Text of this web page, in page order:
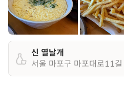
신 열날개
서울 마포구 마포대로11